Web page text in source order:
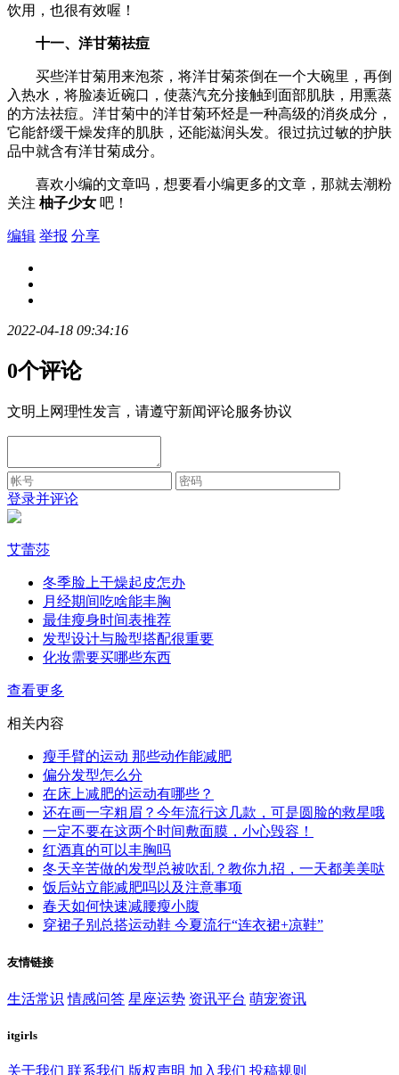
饮用，也很有效喔！
十一、洋甘菊祛痘
买些洋甘菊用来泡茶，将洋甘菊茶倒在一个大碗里，再倒
入热水，将脸凑近碗口，使蒸汽充分接触到面部肌肤，用熏蒸
的方法祛痘。洋甘菊中的洋甘菊环烃是一种高级的消炎成分，
它能舒缓干燥发痒的肌肤，还能滋润头发。很过抗过敏的护肤
品中就含有洋甘菊成分。
喜欢小编的文章吗，想要看小编更多的文章，那就去潮粉
关注 柚子少女 吧！
编辑 举报 分享
2022-04-18 09:34:16
0个评论
文明上网理性发言，请遵守新闻评论服务协议
登录并评论
艾蕾莎
冬季脸上干燥起皮怎办
月经期间吃啥能丰胸
最佳瘦身时间表推荐
发型设计与脸型搭配很重要
化妆需要买哪些东西
查看更多
相关内容
瘦手臂的运动 那些动作能减肥
偏分发型怎么分
在床上减肥的运动有哪些？
还在画一字粗眉？今年流行这几款，可是圆脸的救星哦
一定不要在这两个时间敷面膜，小心毁容！
红酒真的可以丰胸吗
冬天辛苦做的发型总被吹乱？教你九招，一天都美美哒
饭后站立能减肥吗以及注意事项
春天如何快速减腰瘦小腹
穿裙子别总搭运动鞋 今夏流行“连衣裙+凉鞋”
友情链接
生活常识 情感问答 星座运势 资讯平台 萌宠资讯
itgirls
关于我们 联系我们 版权声明 加入我们 投稿规则